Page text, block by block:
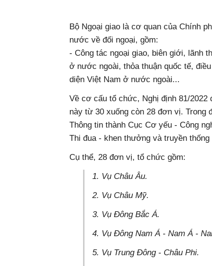
Bộ Ngoại giao là cơ quan của Chính
nước về đối ngoại, gồm:
- Công tác ngoại giao, biên giới, lãnh
ở nước ngoài, thỏa thuận quốc tế,
diện Việt Nam ở nước ngoài...
Về cơ cấu tổ chức, Nghị định 81/
này từ 30 xuống còn 28 đơn vị. Trong
Thông tin thành Cục Cơ yếu - Công
Thi đua - khen thưởng và truyền thống
Cụ thể, 28 đơn vị, tổ chức gồm:
1. Vụ Châu Âu.
2. Vụ Châu Mỹ.
3. Vụ Đông Bắc Á.
4. Vụ Đông Nam Á - Nam Á -
5. Vụ Trung Đông - Châu Phi.